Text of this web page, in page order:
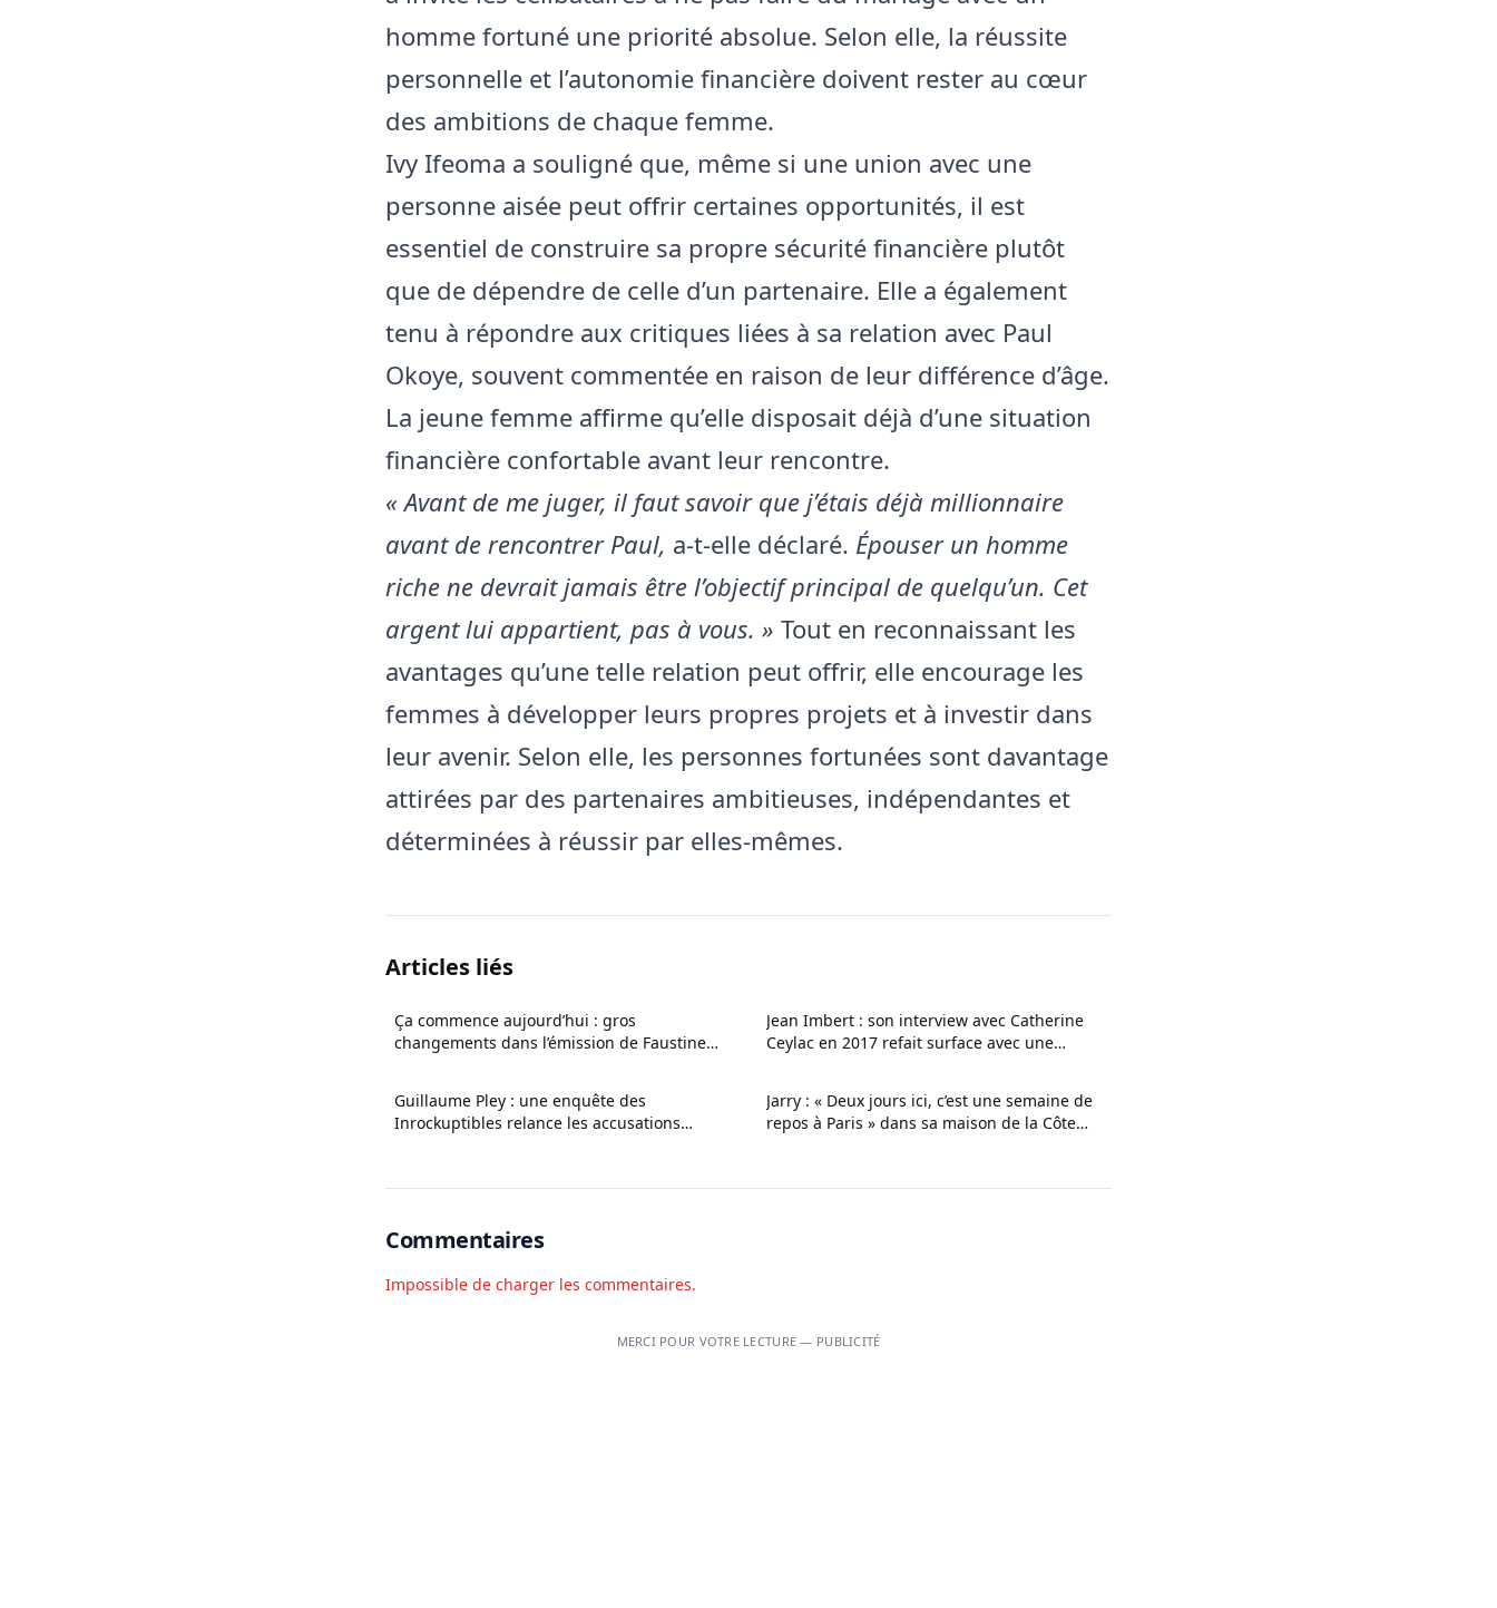
homme fortuné une priorité absolue. Selon elle, la réussite
personnelle et l’autonomie financière doivent rester au cœur
des ambitions de chaque femme.
Ivy Ifeoma a souligné que, même si une union avec une
personne aisée peut offrir certaines opportunités, il est
essentiel de construire sa propre sécurité financière plutôt
que de dépendre de celle d’un partenaire. Elle a également
tenu à répondre aux critiques liées à sa relation avec Paul
Okoye, souvent commentée en raison de leur différence d’âge.
La jeune femme affirme qu’elle disposait déjà d’une situation
financière confortable avant leur rencontre.
« Avant de me juger, il faut savoir que j’étais déjà millionnaire
avant de rencontrer Paul, a-t-elle déclaré. Épouser un homme
riche ne devrait jamais être l’objectif principal de quelqu’un. Cet
argent lui appartient, pas à vous. » Tout en reconnaissant les
avantages qu’une telle relation peut offrir, elle encourage les
femmes à développer leurs propres projets et à investir dans
leur avenir. Selon elle, les personnes fortunées sont davantage
attirées par des partenaires ambitieuses, indépendantes et
déterminées à réussir par elles-mêmes.
Articles liés
Ça commence aujourd’hui : gros
changements dans l’émission de Faustine
Jean Imbert : son interview avec Catherine
Ceylac en 2017 refait surface avec une
Guillaume Pley : une enquête des
Inrockuptibles relance les accusations
Jarry : « Deux jours ici, c’est une semaine de
repos à Paris » dans sa maison de la Côte
Commentaires
Impossible de charger les commentaires.
MERCI POUR VOTRE LECTURE — PUBLICITÉ